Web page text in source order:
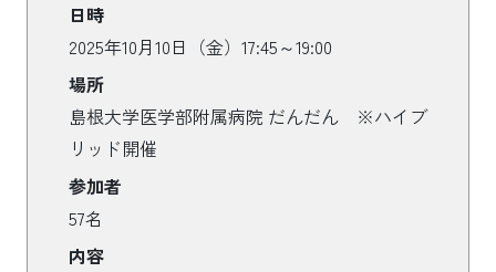
日時
2025年10月10日（金）17:45～19:00
場所
島根大学医学部附属病院 だんだん ※ハイブ
リッド開催
参加者
57名
内容